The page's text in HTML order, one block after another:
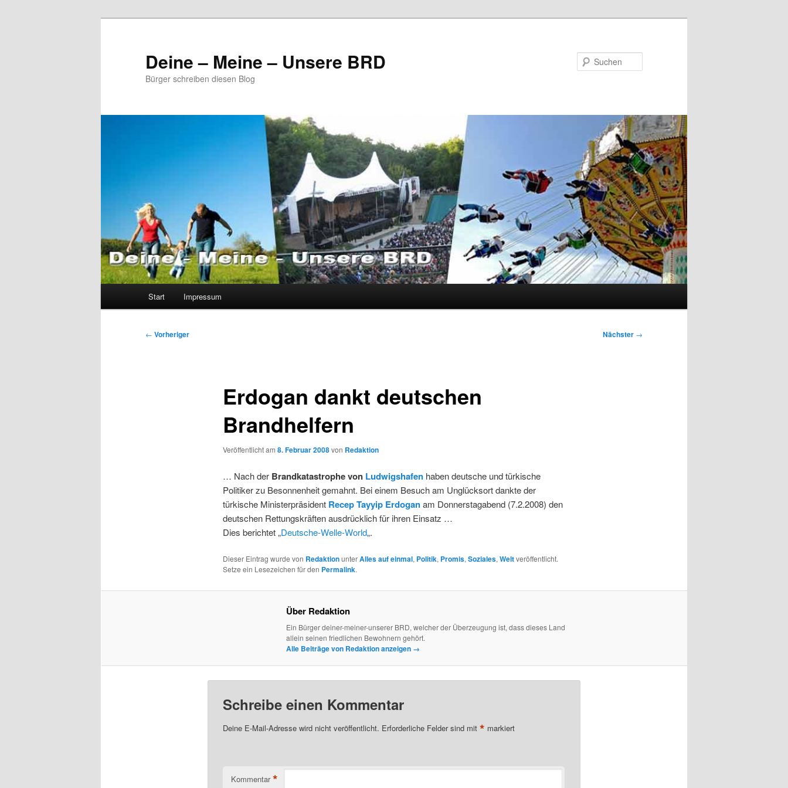
Deine – Meine – Unsere BRD
Bürger schreiben diesen Blog
Start Impressum
Beitragsnavigation
← Vorheriger Nächster →
Erdogan dankt deutschen
Brandhelfern
Veröffentlicht am 8. Februar 2008von Redaktion
… Nach der Brandkatastrophe von Ludwigshafenhaben deutsche und türkische
Politiker zu Besonnenheit gemahnt. Bei einem Besuch am Unglücksort dankte der
türkische Ministerpräsident Recep Tayyip Erdoganam Donnerstagabend (7.2.2008) den
deutschen Rettungskräften ausdrücklich für ihren Einsatz …
Dies berichtet „Deutsche-Welle-World„.
Dieser Eintrag wurde von RedaktionunterAlles auf einmal, Politik, Promis,Soziales,Weltveröffentlicht.
Setze ein Lesezeichen für den Permalink.
Über Redaktion
Ein Bürger deiner-meiner-unserer BRD, welcher der Überzeugung ist, dass dieses Land
allein seinen friedlichen Bewohnern gehört.
Alle Beiträge von Redaktion anzeigen →
Schreibe einen Kommentar
Deine E-Mail-Adresse wird nicht veröffentlicht. Erforderliche Felder sind mit * markiert
Kommentar *